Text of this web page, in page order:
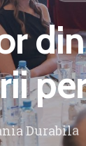
Durabila